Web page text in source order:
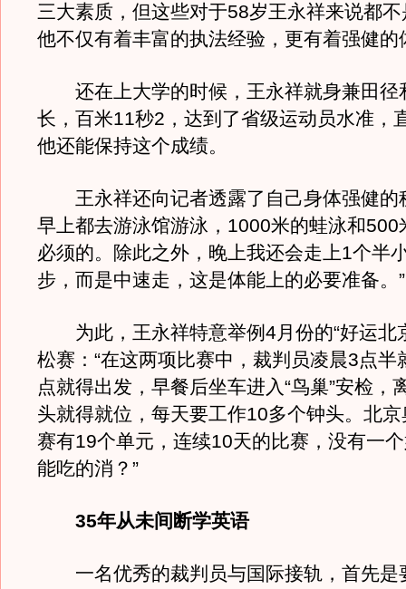
三大素质，但这些对于58岁王永祥来说都
他不仅有着丰富的执法经验，更有着强健的
还在上大学的时候，王永祥就身兼田径
长，百米11秒2，达到了省级运动员水准，
他还能保持这个成绩。
王永祥还向记者透露了自己身体强健的
早上都去游泳馆游泳，1000米的蛙泳和500
必须的。除此之外，晚上我还会走上1个半
步，而是中速走，这是体能上的必要准备。”
为此，王永祥特意举例4月份的“好运北
松赛：“在这两项比赛中，裁判员凌晨3点半
点就得出发，早餐后坐车进入“鸟巢”安检，
头就得就位，每天要工作10多个钟头。北
赛有19个单元，连续10天的比赛，没有一
能吃的消？”
35年从未间断学英语
一名优秀的裁判员与国际接轨，首先是